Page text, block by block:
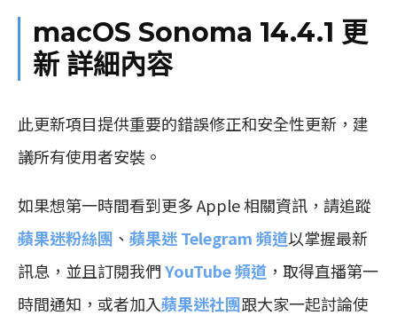
macOS Sonoma 14.4.1 更
新 詳細內容
此更新項目提供重要的錯誤修正和安全性更新，建
議所有使用者安裝。
如果想第一時間看到更多 Apple 相關資訊，請追蹤
蘋果迷粉絲團 、 蘋果迷 Telegram 頻道以掌握最新
訊息，並且訂閱我們YouTube 頻道 ，取得直播第一
時間通知，或者加入蘋果迷社團跟大家一起討論使